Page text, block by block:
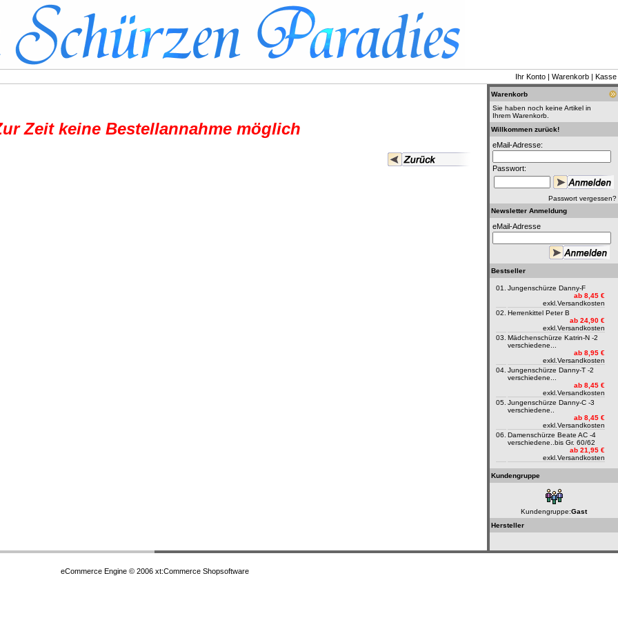
Ihr Konto | Warenkorb | Kasse
Zeit keine Bestellannahme möglich
Warenkorb
Sie haben noch keine Artikel in
Ihrem Warenkorb.
Willkommen zurück!
eMail-Adresse:
Passwort:
Passwort vergessen?
Newsletter Anmeldung
eMail-Adresse
Bestseller
01.
Jungenschürze Danny-F
ab 8,45 €
exkl. Versandkosten
02. Herrenkittel Peter B
ab 24,90 €
exkl. Versandkosten
03. Mädchenschürze Katrin-N -2
verschiedene...
ab 8,95 €
exkl. Versandkosten
04. Jungenschürze Danny-T -2
verschiedene...
ab 8,45 €
exkl. Versandkosten
05. Jungenschürze Danny-C -3
verschiedene..
ab 8,45 €
exkl. Versandkosten
06. Damenschürze Beate AC -4
verschiedene..bis Gr. 60/62
ab 21,95 €
exkl. Versandkosten
Kundengruppe
Kundengruppe:Gast
Hersteller
eCommerce Engine © 2006 xt:Commerce Shopsoftware